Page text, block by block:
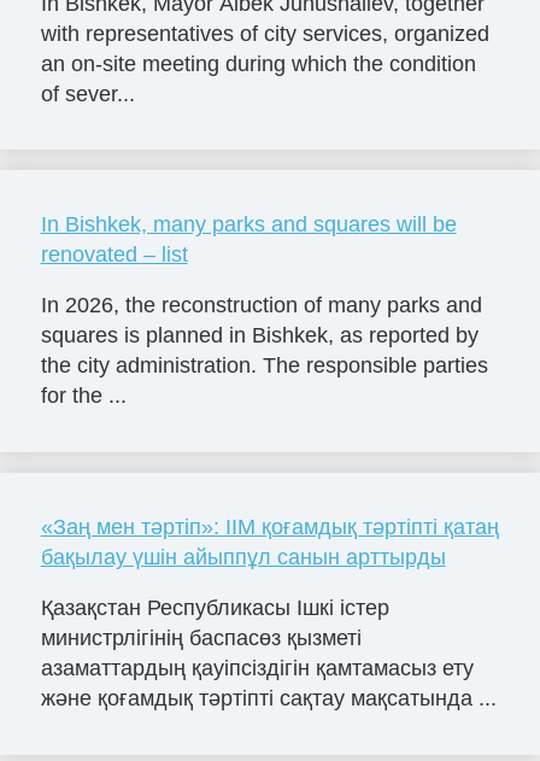
with representatives of city services, organized
an on-site meeting during which the condition
of sever...
In Bishkek, many parks and squares will be
renovated – list
In 2026, the reconstruction of many parks and
squares is planned in Bishkek, as reported by
the city administration. The responsible parties
for the ...
«Заң мен тәртіп»: ІІМ қоғамдық тәртіпті қатаң
бақылау үшін айыппұл санын арттырды
Қазақстан Республикасы Ішкі істер
министрлігінің баспасөз қызметі
азаматтардың қауіпсіздігін қамтамасыз ету
және қоғамдық тәртіпті сақтау мақсатында ...